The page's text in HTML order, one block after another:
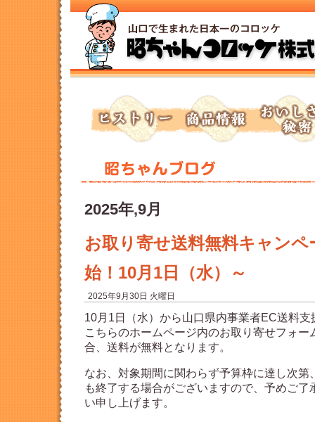
トップページへ
2025年,9月
お取り寄せ送料無料キャンペ
始！10月1日（水）～
2025年9月30日 火曜日
10月1日（水）から山口県内事業者EC送料
こちらのホームページ内のお取り寄せフォー
合、送料が無料となります。
なお、対象期間に関わらず予算枠に達し次第
も終了する場合がございますので、予めご
い申し上げます。